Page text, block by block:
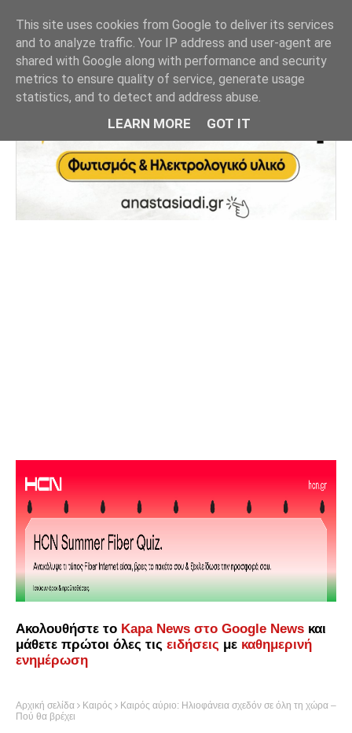
Ακολουθήστε το Kapa News στο Google News και
μάθετε πρώτοι όλες τις ειδήσεις με καθημερινή
ενημέρωση
Αρχική σελίδα Καιρός
Καιρός αύριο: Ηλιοφάνεια σχεδόν σε όλη τη χώρα –
Πού θα βρέχει
This site uses cookies from Google to deliver its services
and to analyze traffic. Your IP address and user-agent are
shared with Google along with performance and security
metrics to ensure quality of service, generate usage
statistics, and to detect and address abuse.
LEARN MORE GOT IT